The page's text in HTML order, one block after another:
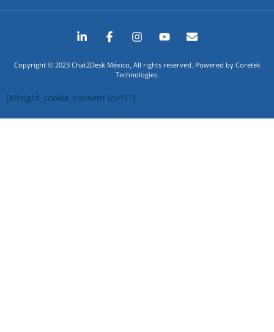
Copyright © 2023 Chat2Desk México, All rights reserved. Powered by Coretek
Technologies.
[elfsight_cookie_consent id="1"]